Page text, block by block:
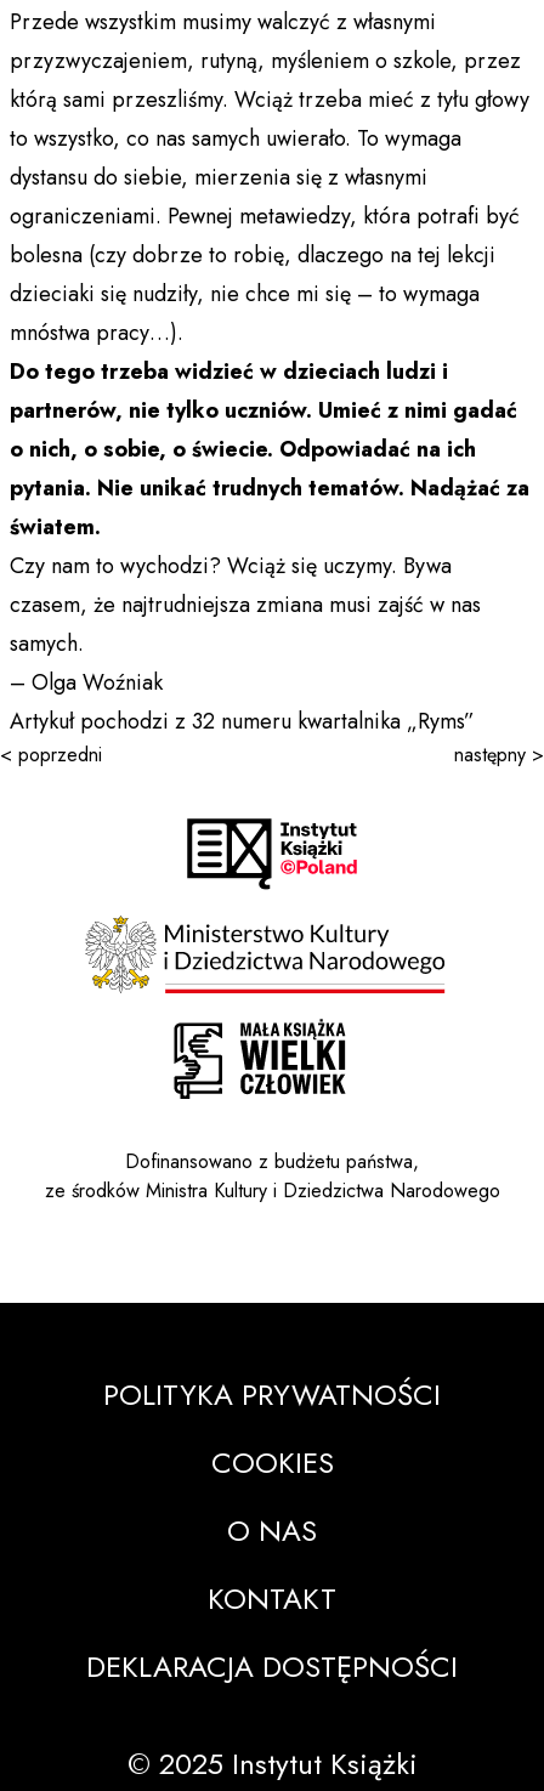
Przede wszystkim musimy walczyć z własnymi
przyzwyczajeniem, rutyną, myśleniem o szkole, przez
którą sami przeszliśmy. Wciąż trzeba mieć z tyłu głowy
to wszystko, co nas samych uwierało. To wymaga
dystansu do siebie, mierzenia się z własnymi
ograniczeniami. Pewnej metawiedzy, która potrafi być
bolesna (czy dobrze to robię, dlaczego na tej lekcji
dzieciaki się nudziły, nie chce mi się – to wymaga
mnóstwa pracy…).
Do tego trzeba widzieć w dzieciach ludzi i
partnerów, nie tylko uczniów. Umieć z nimi gadać
o nich, o sobie, o świecie. Odpowiadać na ich
pytania. Nie unikać trudnych tematów. Nadążać za
światem.
Czy nam to wychodzi? Wciąż się uczymy. Bywa
czasem, że najtrudniejsza zmiana musi zajść w nas
samych.
– Olga Woźniak
Artykuł pochodzi z 32 numeru kwartalnika „Ryms”
< poprzedni następny >
Dofinansowano z budżetu państwa,
ze środków Ministra Kultury i Dziedzictwa Narodowego
POLITYKA PRYWATNOŚCI
COOKIES
O NAS
KONTAKT
DEKLARACJA DOSTĘPNOŚCI
© 2025 Instytut Książki